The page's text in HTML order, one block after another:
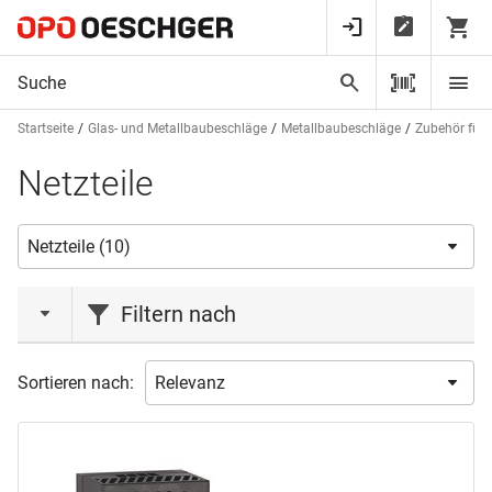
Startseite Glas- und Metallbaubeschläge Metallbaubeschläge Zubehör für
Netzteile
Filtern nach
ASSA ABLOY (2)
MSL (2)
Sortieren nach: